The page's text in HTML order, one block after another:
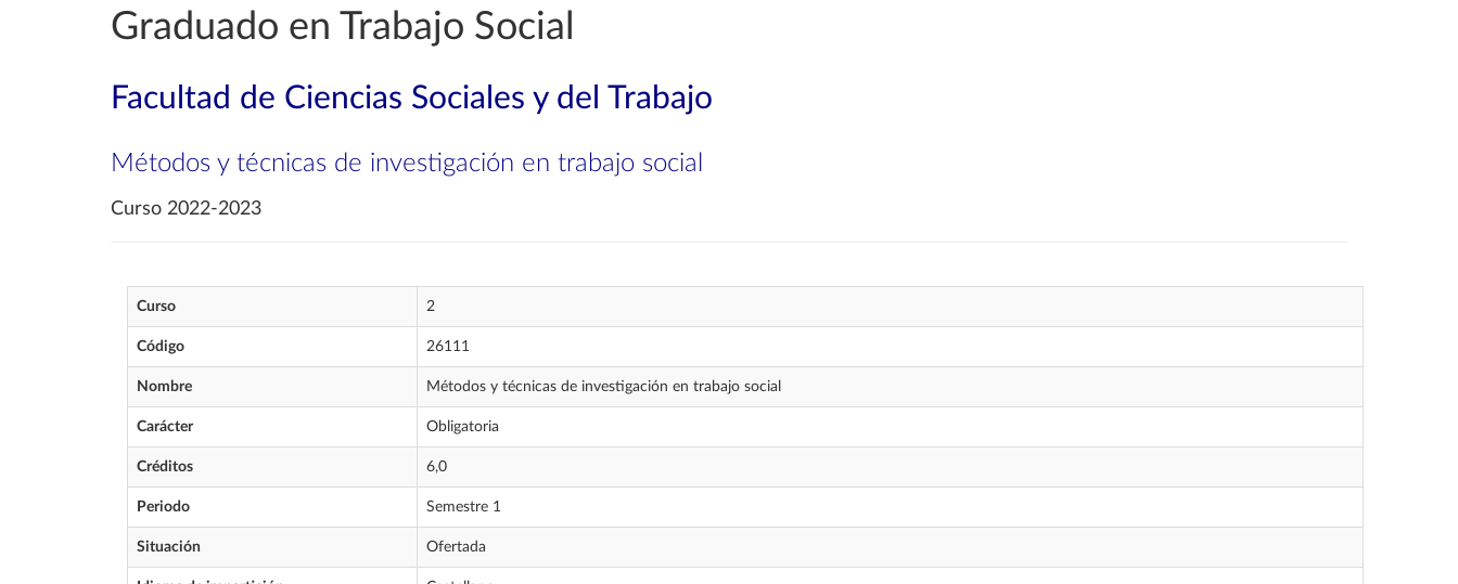
Graduado en Trabajo Social
Facultad de Ciencias Sociales y del Trabajo
Métodos y técnicas de investigación en trabajo social
Curso 2022-2023
Curso 2
Código 26111
Nombre Métodos y técnicas de investigación en trabajo social
Carácter Obligatoria
Créditos 6,0
Periodo Semestre 1
Situación Ofertada